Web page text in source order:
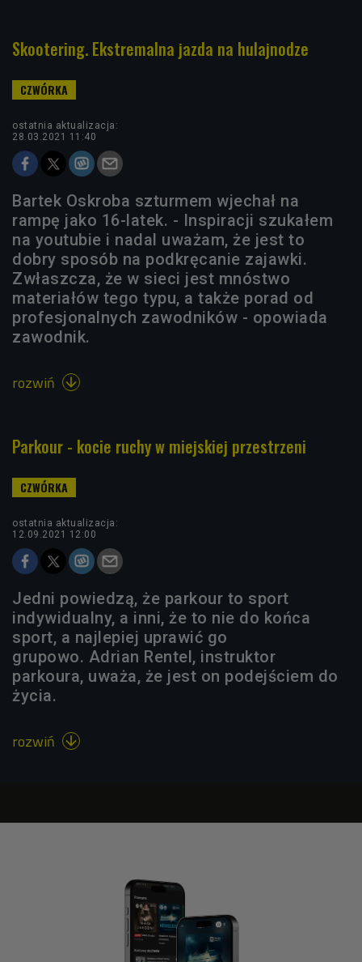
Skootering. Ekstremalna jazda na hulajnodze
ostatnia aktualizacja:
28.03.2021 11:40
Bartek Oskroba szturmem wjechał na
rampę jako 16-latek. - Inspiracji szukałem
na youtubie i nadal uważam, że jest to
dobry sposób na podkręcanie zajawki.
Zwłaszcza, że w sieci jest mnóstwo
materiałów tego typu, a także porad od
profesjonalnych zawodników - opowiada
zawodnik.
rozwiń 
Parkour - kocie ruchy w miejskiej przestrzeni
ostatnia aktualizacja:
12.09.2021 12:00
Jedni powiedzą, że parkour to sport
indywidualny, a inni, że to nie do końca
sport, a najlepiej uprawić go
grupowo. Adrian Rentel, instruktor
parkoura, uważa, że jest on podejściem do
życia.
rozwiń 